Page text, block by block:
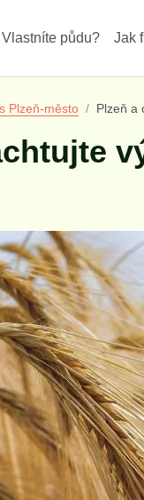
Vlastníte půdu? Jak
Plzeň-město Plzeň a